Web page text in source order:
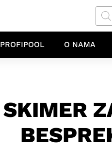
search
PROFIPOOL O NAMA
SKIMER